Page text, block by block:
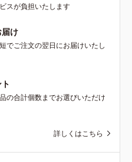
スが負担いたします
け
でご注文の翌日にお届けいたし
の合計個数までお選びいただけ
詳しくはこちら